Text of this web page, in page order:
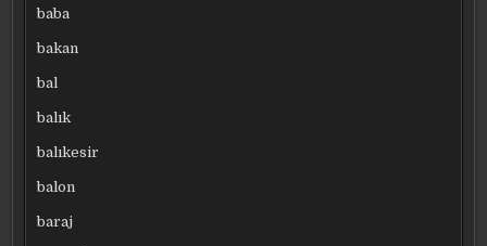
baba
bakan
bal
balık
balıkesir
balon
baraj